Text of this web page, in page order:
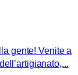
gente! Venite a